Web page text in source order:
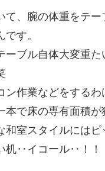
て、腕の体重をテ
す。
ーブル自体大変重
ン作業などをする
本で床の専有面積
和室スタイルにはピ
机‥イコール‥！！